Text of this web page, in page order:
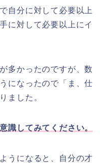
自分に対して必要以上
に対して必要以上にイ
多かったのですが、数
になったので「ま、仕
ました。
識してみてください。
うになると、自分の才